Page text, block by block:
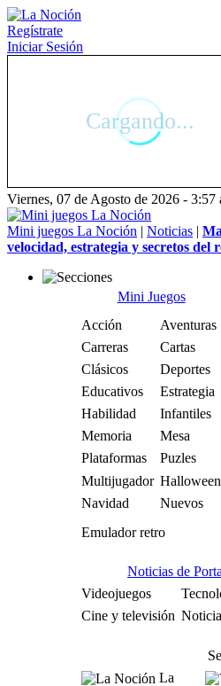
Regístrate
Iniciar Sesión
Viernes, 07 de Agosto de 2026 - 3:57
Mini juegos La Noción | Noticias |
velocidad, estrategia y secretos del
Mini Juegos
Acción
Aventuras
Carreras
Cartas
Clásicos
Deportes
Educativos
Estrategia
Habilidad
Infantiles
Memoria
Mesa
Plataformas
Puzles
Multijugador Halloween
Navidad
Nuevos
Emulador retro
Noticias de
Videojuegos
Cine y televisión
La